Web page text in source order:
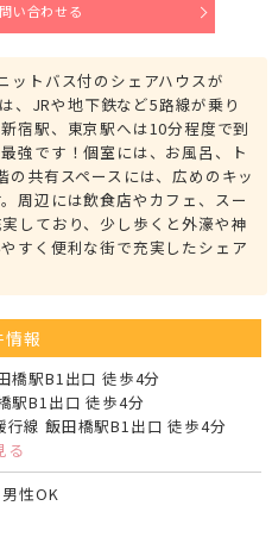
い合わせる
ットバス付のシェアハウスが
、JRや地下鉄など5路線が乗り
宿駅、東京駅へは10分程度で到
強です！個室には、お風呂、ト
共有スペースには、広めのキッ
周辺には飲食店やカフェ、スー
しており、少し歩くと外濠や神
すく便利な街で充実したシェア
情報
橋駅B1出口 徒歩4分
駅B1出口 徒歩4分
行線 飯田橋駅B1出口 徒歩4分
る
性OK